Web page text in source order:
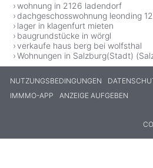
wohnung in 2126 ladendorf
dachgeschosswohnung leonding
lager in klagenfurt mieten
baugrundstücke in wörgl
verkaufe haus berg bei wolfsthal
Wohnungen in Salzburg(Stadt)
NUTZUNGSBEDINGUNGEN
IMMMO-APP
ANZEIGE AUFGEBEN